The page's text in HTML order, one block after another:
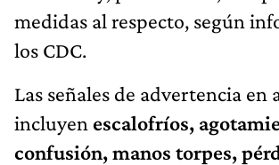
medidas al respecto, según
los CDC.
Las señales de advertencia en
incluyen escalofríos,
confusión, manos torpes,